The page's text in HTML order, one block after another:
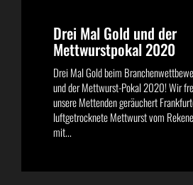
Drei Mal Gold und der
Mettwurstpokal 2020
Drei Mal Gold beim
und der Mettwurst-Pokal 2020! Wir
unsere Mettenden geräuchert
luftgetrocknete Mettwurst vom
mit...